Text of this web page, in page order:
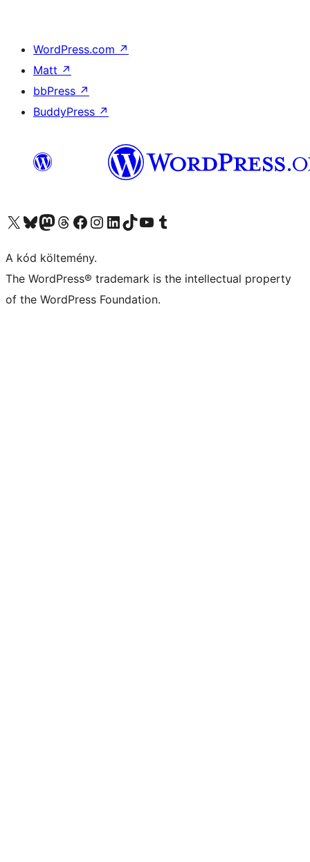
WordPress.com ↗
Matt ↗
bbPress ↗
BuddyPress ↗
Visit our X (formerly Twitter) account
Visit our Bluesky account
Twitter csatornánk
Visit our Threads account
Facebook oldalunk megtekintése
Visit our Instagram account
Visit our LinkedIn account
Visit our TikTok account
Visit our YouTube channel
Visit our Tumblr account
A kód költemény.
The WordPress® trademark is the intellectual property
of the WordPress Foundation.